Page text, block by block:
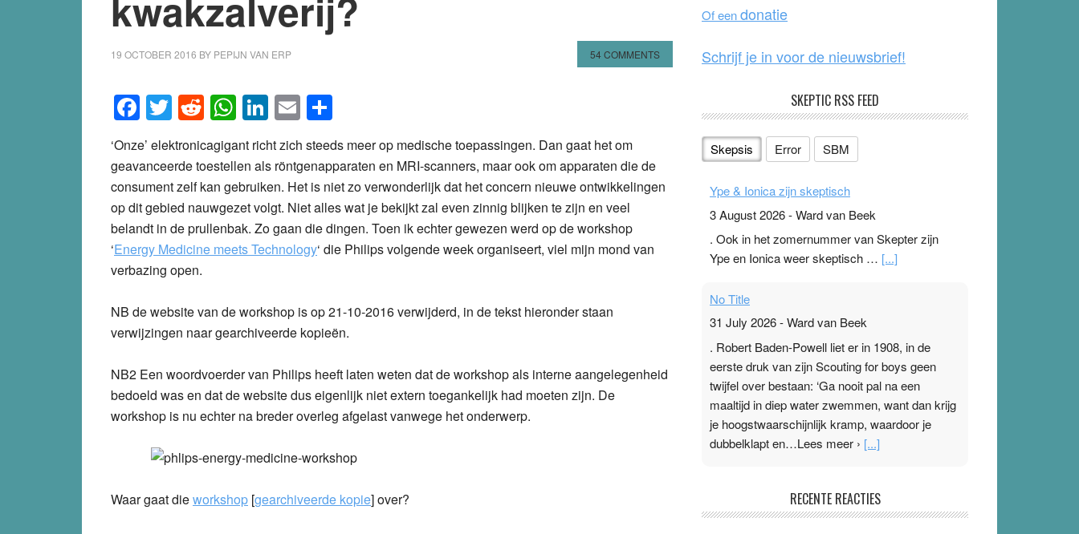
19 OCTOBER 2016 BY PEPIJN VAN ERP 54 COMMENTS
Facebook
Twitter
Reddit
WhatsApp
LinkedIn
Email
‘Onze’ elektronicagigant richt zich steeds meer op medische toepassingen. Dan gaat het om
geavanceerde toestellen als röntgenapparaten en MRI-scanners, maar ook om apparaten die de
consument zelf kan gebruiken. Het is niet zo verwonderlijk dat het concern nieuwe ontwikkelingen
op dit gebied nauwgezet volgt. Niet alles wat je bekijkt zal even zinnig blijken te zijn en veel
belandt in de prullenbak. Zo gaan die dingen. Toen ik echter gewezen werd op de workshop
‘Energy Medicine meets Technology‘ die Philips volgende week organiseert, viel mijn mond van
verbazing open.
NB de website van de workshop is op 21-10-2016 verwijderd, in de tekst hieronder staan
verwijzingen naar gearchiveerde kopieën.
NB2 Een woordvoerder van Philips heeft laten weten dat de workshop als interne aangelegenheid
bedoeld was en dat de website dus eigenlijk niet extern toegankelijk had moeten zijn. De
workshop is nu echter na breder overleg afgelast vanwege het onderwerp.
Waar gaat dieworkshop [gearchiveerde kopie] over?
k
Of eendonatie
Schrijf je in voor de nieuwsbrief!
SKEPTIC RSS FEED
Skepsis Error SBM
Ype & Ionica zijn skeptisch
3 August 2026-Ward van Beek
. Ook in het zomernummer van Skepter zijn
Ype en Ionica weer skeptisch … [...]
No Title
31 July 2026-Ward van Beek
. Robert Baden-Powell liet er in 1908, in de
eerste druk van zijn Scouting for boys geen
twijfel over bestaan: ‘Ga nooit pal na een
maaltijd in diep water zwemmen, want dan krijg
je hoogstwaarschijnlijk kramp, waardoor je
dubbelklapt en…Lees meer › [...]
Ward van Beek
RECENTE REACTIES